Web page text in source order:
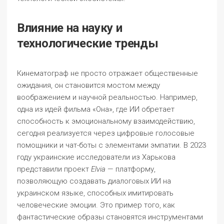
Влияние на науку и
технологические тренды
Кинематограф не просто отражает общественные
ожидания, он становится мостом между
воображением и научной реальностью. Например,
одна из идей фильма «Она», где ИИ обретает
способность к эмоциональному взаимодействию,
сегодня реализуется через цифровые голосовые
помощники и чат-боты с элементами эмпатии. В 2023
году украинские исследователи из Харькова
представили проект Elvia — платформу,
позволяющую создавать диалоговых ИИ на
украинском языке, способных имитировать
человеческие эмоции. Это пример того, как
фантастические образы становятся инструментами